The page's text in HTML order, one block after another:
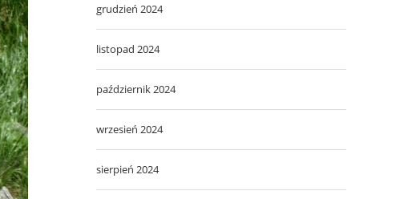
grudzień 2024
listopad 2024
październik 2024
wrzesień 2024
sierpień 2024